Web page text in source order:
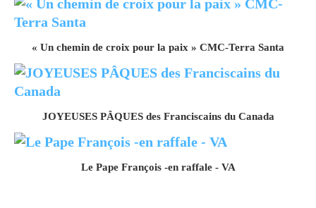
« Un chemin de croix pour la paix » CMC-Terra Santa
JOYEUSES PÂQUES des Franciscains du Canada
Le Pape François -en raffale - VA